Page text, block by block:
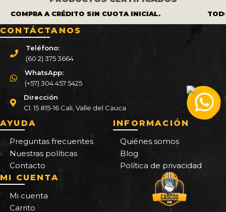
COMPRA A CRÉDITO SIN CUOTA INICIAL.
CONTÁCTANOS
Teléfono:
(60 2) 375 3664
WhatsApp:
(+57) 304 457 5425
Dirección
Cl. 15 #15-16 Cali, Valle del Cauca
AYUDA
Preguntas frecuentes
Nuestras políticas
Contacto
INFORMACIÓN
Quiénes somos
Blog
Política de privacidad
MI CUENTA
Mi cuenta
Carrito